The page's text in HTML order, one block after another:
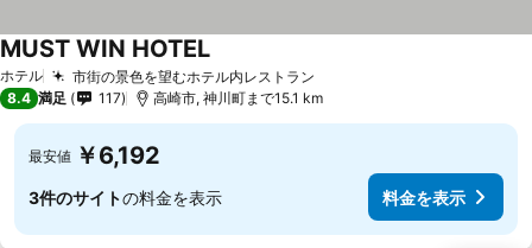
ホテル 市街の景色を望むホテル内レストラン
MUST WIN HOTEL
8.4 満足 117 高崎市, 神川町まで15.1 km
最安値 ￥6,192
3件のサイトの料金を表示 料金を表示